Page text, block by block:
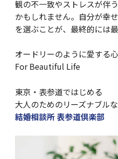
観の不一致やストレスが伴
かもしれません。自分が幸
を選ぶことが、最終的には最
オードリーのように愛する
For Beautiful Life
東京・表参道ではじめる
大人のためのリーズナブル
結婚相談所 表参道倶楽部